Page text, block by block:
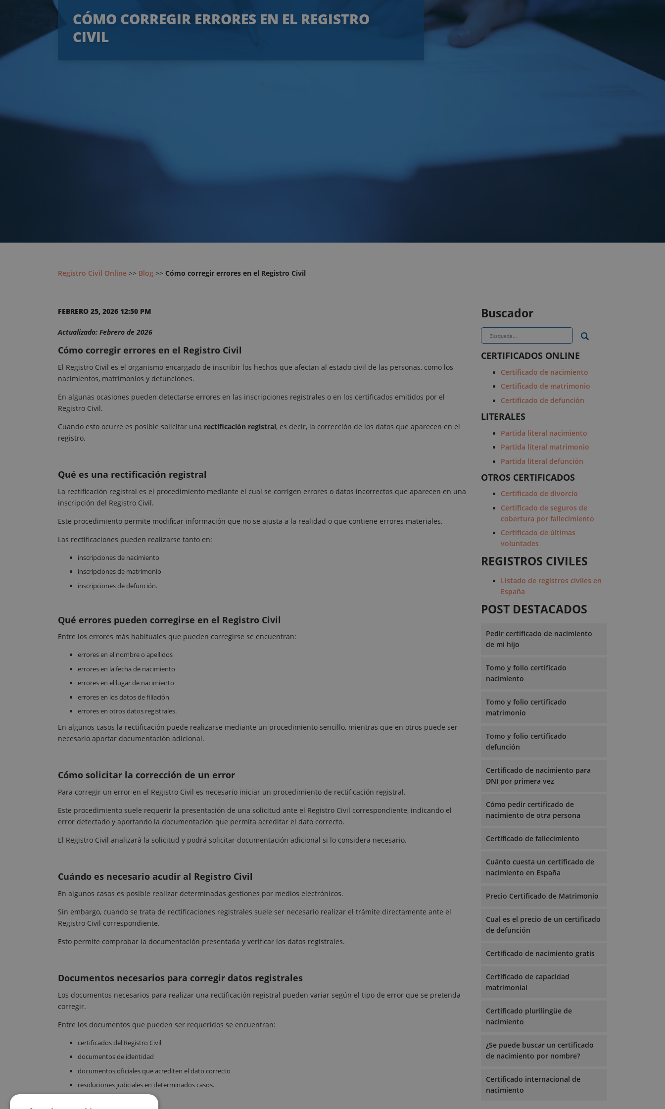
CÓMO CORREGIR ERRORES EN EL REGISTRO
CIVIL
Registro Civil Online >> Blog >> Cómo corregir errores en el Registro Civil
FEBRERO 25, 2026 12:50 PM
Actualizado: Febrero de 2026
Cómo corregir errores en el Registro Civil
El Registro Civil es el organismo encargado de inscribir los hechos que afectan al estado civil de las personas, como los
nacimientos, matrimonios y defunciones.
En algunas ocasiones pueden detectarse errores en las inscripciones registrales o en los certificados emitidos por el
Registro Civil.
Cuando esto ocurre es posible solicitar una rectificación registral, es decir, la corrección de los datos que aparecen en el
registro.
Qué es una rectificación registral
La rectificación registral es el procedimiento mediante el cual se corrigen errores o datos incorrectos que aparecen en una
inscripción del Registro Civil.
Este procedimiento permite modificar información que no se ajusta a la realidad o que contiene errores materiales.
Las rectificaciones pueden realizarse tanto en:
inscripciones de nacimiento
inscripciones de matrimonio
inscripciones de defunción.
Qué errores pueden corregirse en el Registro Civil
Entre los errores más habituales que pueden corregirse se encuentran:
errores en el nombre o apellidos
errores en la fecha de nacimiento
errores en el lugar de nacimiento
errores en los datos de filiación
errores en otros datos registrales.
En algunos casos la rectificación puede realizarse mediante un procedimiento sencillo, mientras que en otros puede ser
necesario aportar documentación adicional.
Cómo solicitar la corrección de un error
Para corregir un error en el Registro Civil es necesario iniciar un procedimiento de rectificación registral.
Este procedimiento suele requerir la presentación de una solicitud ante el Registro Civil correspondiente, indicando el
error detectado y aportando la documentación que permita acreditar el dato correcto.
El Registro Civil analizará la solicitud y podrá solicitar documentación adicional si lo considera necesario.
Cuándo es necesario acudir al Registro Civil
En algunos casos es posible realizar determinadas gestiones por medios electrónicos.
Sin embargo, cuando se trata de rectificaciones registrales suele ser necesario realizar el trámite directamente ante el
Registro Civil correspondiente.
Esto permite comprobar la documentación presentada y verificar los datos registrales.
Documentos necesarios para corregir datos registrales
Los documentos necesarios para realizar una rectificación registral pueden variar según el tipo de error que se pretenda
corregir.
Entre los documentos que pueden ser requeridos se encuentran:
certificados del Registro Civil
documentos de identidad
documentos oficiales que acrediten el dato correcto
resoluciones judiciales en determinados casos.
Buscador
CERTIFICADOS ONLINE
Certificado de nacimiento
Certificado de matrimonio
Certificado de defunción
LITERALES
Partida literal nacimiento
Partida literal matrimonio
Partida literal defunción
OTROS CERTIFICADOS
Certificado de divorcio
Certificado de seguros de
cobertura por fallecimiento
Certificado de últimas
voluntades
REGISTROS CIVILES
Listado de registros civiles en
España
POST DESTACADOS
Pedir certificado de nacimiento
de mi hijo
Tomo y folio certificado
nacimiento
Tomo y folio certificado
matrimonio
Tomo y folio certificado
defunción
Certificado de nacimiento para
DNI por primera vez
Cómo pedir certificado de
nacimiento de otra persona
Certificado de fallecimiento
Cuánto cuesta un certificado de
nacimiento en España
Precio Certificado de Matrimonio
Cual es el precio de un certificado
de defunción
Certificado de nacimiento gratis
Certificado de capacidad
matrimonial
Certificado plurilingüe de
nacimiento
¿Se puede buscar un certificado
de nacimiento por nombre?
Certificado internacional de
nacimiento